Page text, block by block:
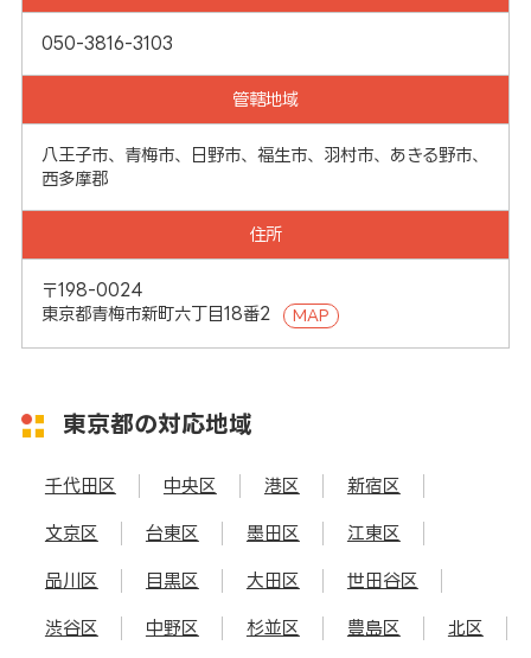
050-3816-3103
管轄地域
八王子市、青梅市、日野市、福生市、羽村市、あきる野市、
西多摩郡
住所
〒198-0024
東京都青梅市新町六丁目18番2
MAP
東京都の対応地域
千代田区 中央区 港区 新宿区
文京区 台東区 墨田区 江東区
品川区 目黒区 大田区 世田谷区
渋谷区 中野区 杉並区 豊島区 北区